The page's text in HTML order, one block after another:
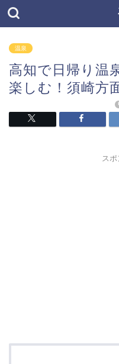
温泉
高知で日帰り温
楽しむ！須崎方
スポ